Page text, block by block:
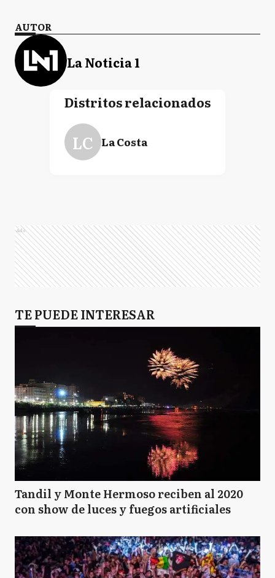
AUTOR
La Noticia 1
Distritos relacionados
LC La Costa
Ads
TE PUEDE INTERESAR
Tandil y Monte Hermoso reciben al 2020
con show de luces y fuegos artificiales